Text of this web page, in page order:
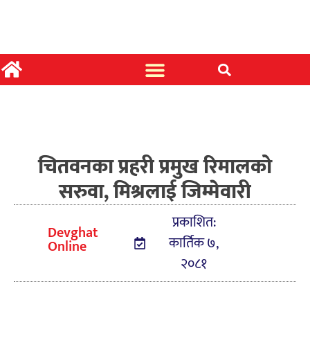
चितवनका प्रहरी प्रमुख रिमालको
सरुवा, मिश्रलाई जिम्मेवारी
Devghat
Online
प्रकाशित:
कार्तिक ७,
२०८१